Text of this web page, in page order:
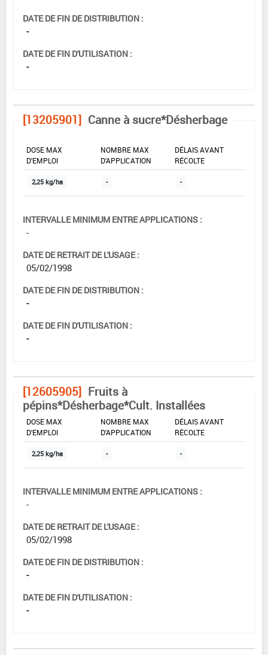
DATE DE FIN DE DISTRIBUTION :
-
DATE DE FIN D'UTILISATION :
-
[13205901] Canne à sucre*Désherbage
DOSE MAX
D'EMPLOI
NOMBRE MAX
D'APPLICATION
DÉLAIS AVANT
RÉCOLTE
2,25 kg/ha - -
INTERVALLE MINIMUM ENTRE APPLICATIONS :
-
DATE DE RETRAIT DE L'USAGE :
05/02/1998
DATE DE FIN DE DISTRIBUTION :
-
DATE DE FIN D'UTILISATION :
-
[12605905] Fruits à
pépins*Désherbage*Cult. Installées
DOSE MAX
D'EMPLOI
NOMBRE MAX
D'APPLICATION
DÉLAIS AVANT
RÉCOLTE
2,25 kg/ha - -
INTERVALLE MINIMUM ENTRE APPLICATIONS :
-
DATE DE RETRAIT DE L'USAGE :
05/02/1998
DATE DE FIN DE DISTRIBUTION :
-
DATE DE FIN D'UTILISATION :
-